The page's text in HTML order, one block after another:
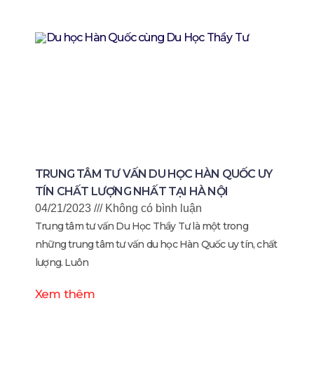
TRUNG TÂM TƯ VẤN DU HỌC HÀN QUỐC UY
TÍN CHẤT LƯỢNG NHẤT TẠI HÀ NỘI
04/21/2023 Không có bình luận
Trung tâm tư vấn Du Học Thầy Tư là một trong
những trung tâm tư vấn du học Hàn Quốc uy tín, chất
lượng. Luôn
Xem thêm